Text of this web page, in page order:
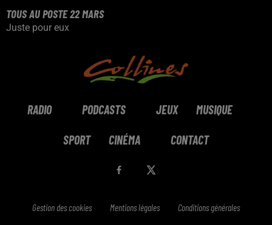
TOUS AU POSTE 22 MARS
Juste pour eux
RADIO PODCASTS JEUX MUSIQUE
SPORT CINÉMA CONTACT
Gestion des cookies Mentions légales Conditions générales